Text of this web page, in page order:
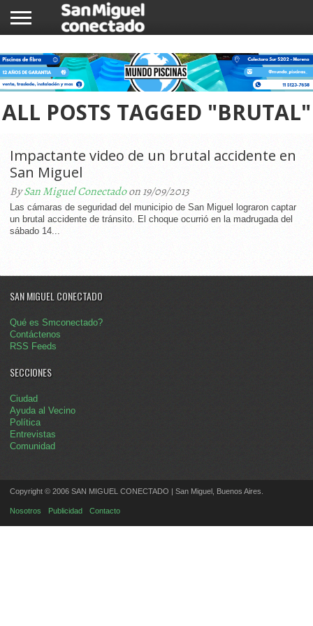
NOTICIAS
COMUNIDAD
COMERCIOS
ALL POSTS TAGGED "BRUTAL"
Impactante video de un brutal accidente en
San Miguel
BySan Miguel Conectadoon 19/09/2013
Las cámaras de seguridad del municipio de San Miguel lograron captar
un brutal accidente de tránsito. El choque ocurrió en la madrugada del
sábado 14...
SAN MIGUEL CONECTADO
Qué es Smconectado?
Contáctenos
RSS Feeds
SECCIONES
Ciudad
Ayuda al Vecino
Política
Entrevistas
Comunidad
Copyright © 2006 SAN MIGUEL CONECTADO | San Miguel, Buenos Aires.
Nosotros Publicidad Contacto